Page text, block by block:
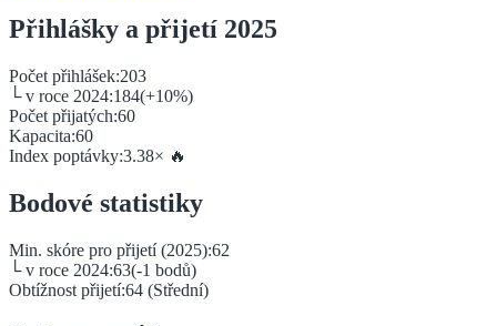
Přihlášky a přijetí 2025
Počet přihlášek:203
└ v roce 2024:184(+10%)
Počet přijatých:60
Kapacita:60
Index poptávky:3.38× 🔥
Bodové statistiky
Min. skóre pro přijetí (2025):62
└ v roce 2024:63(-1 bodů)
Obtížnost přijetí:64 (Střední)